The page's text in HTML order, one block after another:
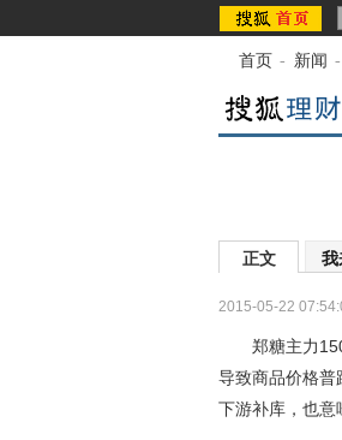
首页 - 新闻 -
正文 我
2015-05-22
郑糖主力1509
导致商品价格普
下游补库，也意